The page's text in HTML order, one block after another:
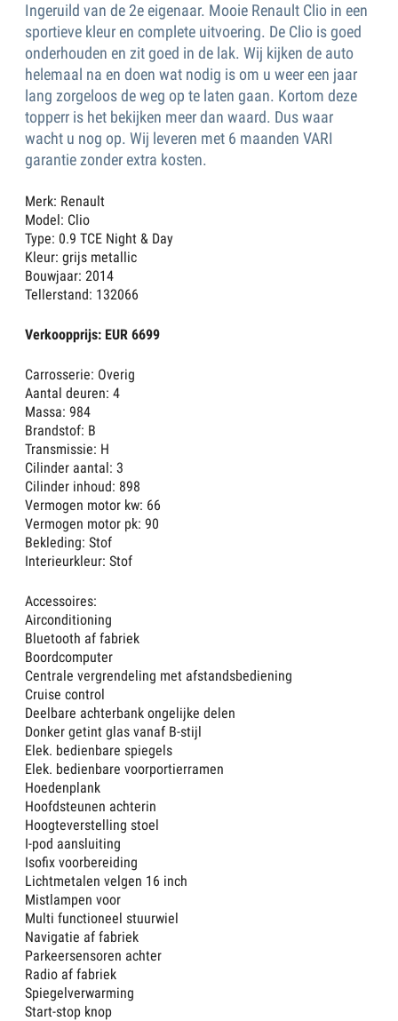
Ingeruild van de 2e eigenaar. Mooie Renault Clio in een
sportieve kleur en complete uitvoering. De Clio is goed
onderhouden en zit goed in de lak. Wij kijken de auto
helemaal na en doen wat nodig is om u weer een jaar
lang zorgeloos de weg op te laten gaan. Kortom deze
topperr is het bekijken meer dan waard. Dus waar
wacht u nog op. Wij leveren met 6 maanden VARI
garantie zonder extra kosten.
Merk: Renault
Model: Clio
Type: 0.9 TCE Night & Day
Kleur: grijs metallic
Bouwjaar: 2014
Tellerstand: 132066
Verkoopprijs: EUR 6699
Carrosserie: Overig
Aantal deuren: 4
Massa: 984
Brandstof: B
Transmissie: H
Cilinder aantal: 3
Cilinder inhoud: 898
Vermogen motor kw: 66
Vermogen motor pk: 90
Bekleding: Stof
Interieurkleur: Stof
Accessoires:
Airconditioning
Bluetooth af fabriek
Boordcomputer
Centrale vergrendeling met afstandsbediening
Cruise control
Deelbare achterbank ongelijke delen
Donker getint glas vanaf B-stijl
Elek. bedienbare spiegels
Elek. bedienbare voorportierramen
Hoedenplank
Hoofdsteunen achterin
Hoogteverstelling stoel
I-pod aansluiting
Isofix voorbereiding
Lichtmetalen velgen 16 inch
Mistlampen voor
Multi functioneel stuurwiel
Navigatie af fabriek
Parkeersensoren achter
Radio af fabriek
Spiegelverwarming
Start-stop knop